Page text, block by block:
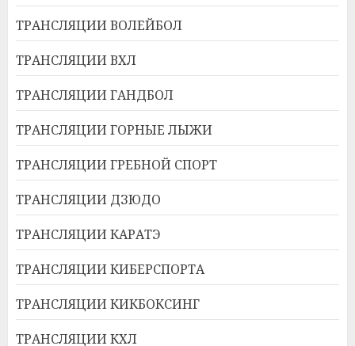
ТРАНСЛЯЦИИ ВОЛЕЙБОЛ
ТРАНСЛЯЦИИ ВХЛ
ТРАНСЛЯЦИИ ГАНДБОЛ
ТРАНСЛЯЦИИ ГОРНЫЕ ЛЫЖИ
ТРАНСЛЯЦИИ ГРЕБНОЙ СПОРТ
ТРАНСЛЯЦИИ ДЗЮДО
ТРАНСЛЯЦИИ КАРАТЭ
ТРАНСЛЯЦИИ КИБЕРСПОРТА
ТРАНСЛЯЦИИ КИКБОКСИНГ
ТРАНСЛЯЦИИ КХЛ